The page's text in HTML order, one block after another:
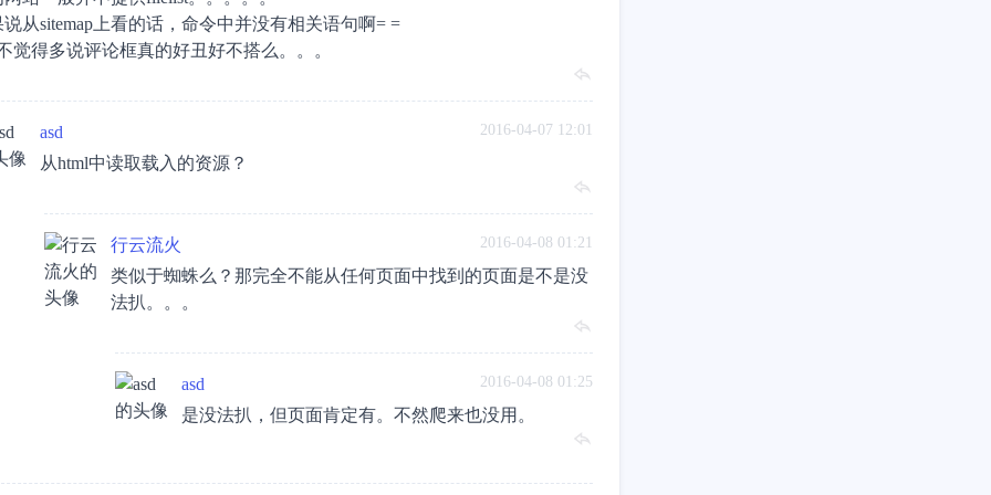
说从sitemap上看的话，命令中并没有相关语句啊= =
觉得多说评论框真的好丑好不搭么。。。
2016-04-07 12:01
asd
从html中读取载入的资源？
2016-04-08 01:21
行云流火
类似于蜘蛛么？那完全不能从任何页面中找到的页面是不是没
法扒。。。
2016-04-08 01:25
asd
是没法扒，但页面肯定有。不然爬来也没用。